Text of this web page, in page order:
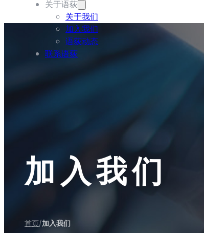
关于语荻
关于我们
加入我们
语荻动态
联系语荻
加入我们
首页/加入我们